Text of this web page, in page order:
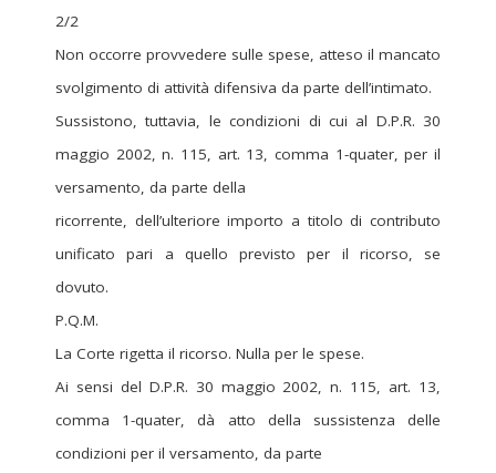
2/2
Non occorre provvedere sulle spese, atteso il mancato
svolgimento di attività difensiva da parte dell’intimato.
Sussistono, tuttavia, le condizioni di cui al D.P.R. 30
maggio 2002, n. 115, art. 13, comma 1-quater, per il
versamento, da parte della
ricorrente, dell’ulteriore importo a titolo di contributo
unificato pari a quello previsto per il ricorso, se
dovuto.
P.Q.M.
La Corte rigetta il ricorso. Nulla per le spese.
Ai sensi del D.P.R. 30 maggio 2002, n. 115, art. 13,
comma 1-quater, dà atto della sussistenza delle
condizioni per il versamento, da parte